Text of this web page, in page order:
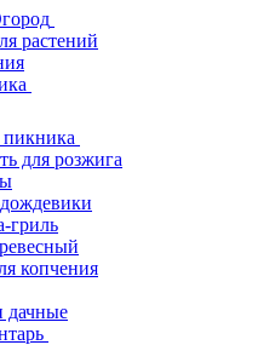
растений
пикника
для розжига
гриль
копчения
дачные